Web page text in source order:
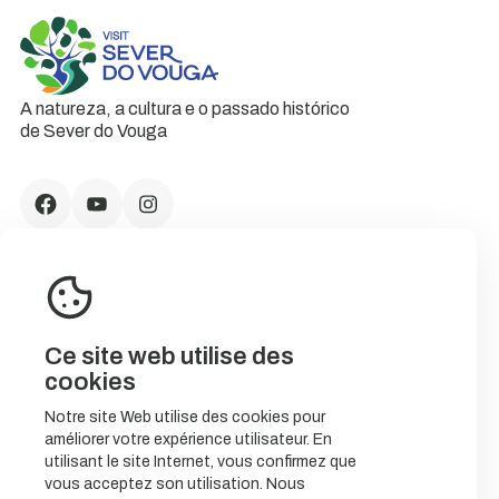
Ce site web utilise des
cookies
Notre site Web utilise des cookies pour
améliorer votre expérience utilisateur. En
utilisant le site Internet, vous confirmez que
vous acceptez son utilisation. Nous
A natureza, a cultura e o passado histórico
de Sever do Vouga
CONTACTS